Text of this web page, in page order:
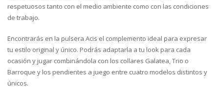
respetuosos tanto con el medio ambiente como con las condiciones
de trabajo.
Encontrarás en la pulsera Acis el complemento ideal para expresar
tu estilo original y único. Podrás adaptarla a tu look para cada
ocasión y jugar combinándola con los collares Galatea, Trio o
Barroque y los pendientes a juego entre cuatro modelos distintos y
únicos.